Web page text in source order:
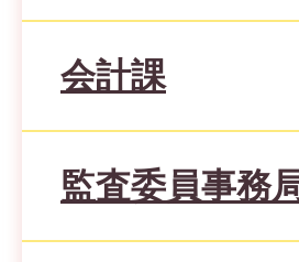
会計課
監査委員事務